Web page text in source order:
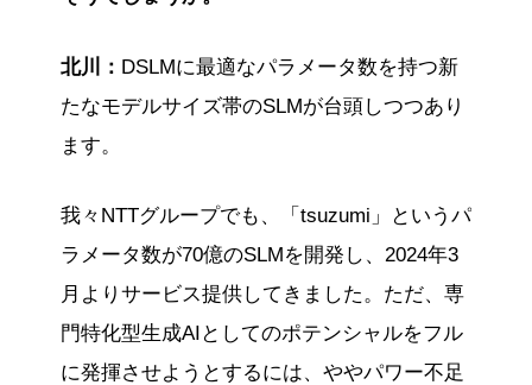
北川： DSLMに最適なパラメータ数を持つ新
たなモデルサイズ帯のSLMが台頭しつつあり
ます。
我々NTTグループでも、「tsuzumi」というパ
ラメータ数が70億のSLMを開発し、2024年3
月よりサービス提供してきました。ただ、専
門特化型生成AIとしてのポテンシャルをフル
に発揮させようとするには、ややパワー不足